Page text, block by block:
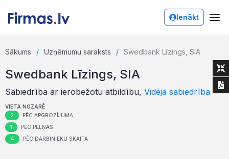
Ienākt
Sākums Uzņēmumu saraksts Swedbank Līzings, SIA
Swedbank Līzings, SIA
Sabiedrība ar ierobežotu atbildību, Vidēja sabiedrība
VIETA NOZARĒ
2 PĒC APGROZĪJUMA
1 PĒC PEĻŅAS
4 PĒC DARBINIEKU SKAITA